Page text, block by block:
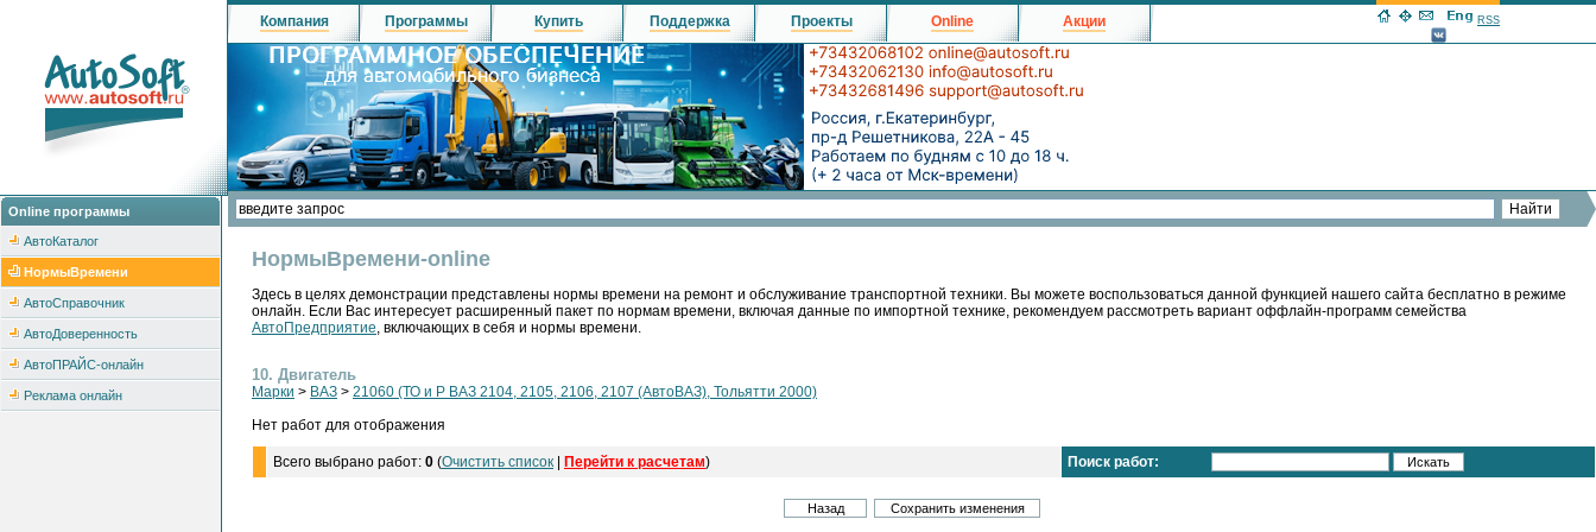
Online программы
АвтоКаталог
НормыВремени
АвтоСправочник
АвтоДоверенность
АвтоПРАЙС-онлайн
Реклама онлайн
Компания Программы Купить Поддержка Проекты Online Акции RSS
НормыВремени-online
Здесь в целях демонстрации представлены нормы времени на ремонт и обслуживание транспортной техники. Вы можете воспользоваться данной функцией нашего сайта бесплатно в режиме
онлайн. Если Вас интересует расширенный пакет по нормам времени, включая данные по импортной технике, рекомендуем рассмотреть вариант оффлайн-программ семейства
АвтоПредприятие, включающих в себя и нормы времени.
10. Двигатель
Марки > ВАЗ > 21060 (ТО и Р ВАЗ 2104, 2105, 2106, 2107 (АвтоВАЗ), Тольятти 2000)
Нет работ для отображения
Всего выбрано работ: 0 (Очистить список | Перейти к расчетам) Поиск работ: